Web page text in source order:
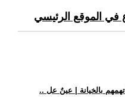
في الموقع الرئيسي
بالخيانة | عينٌ عل